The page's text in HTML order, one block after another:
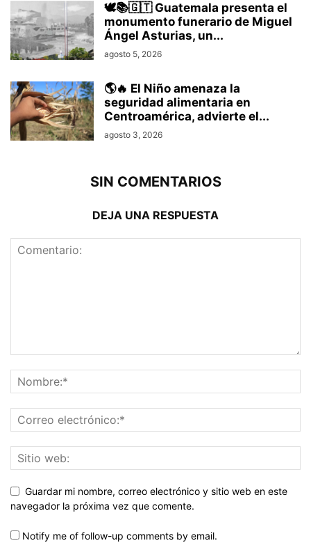
🕊️📚🇬🇹 Guatemala presenta el
monumento funerario de Miguel
Ángel Asturias, un...
agosto 5, 2026
🌎🔥 El Niño amenaza la
seguridad alimentaria en
Centroamérica, advierte el...
agosto 3, 2026
SIN COMENTARIOS
DEJA UNA RESPUESTA
Guardar mi nombre, correo electrónico y sitio web en este
navegador la próxima vez que comente.
Notify me of follow-up comments by email.